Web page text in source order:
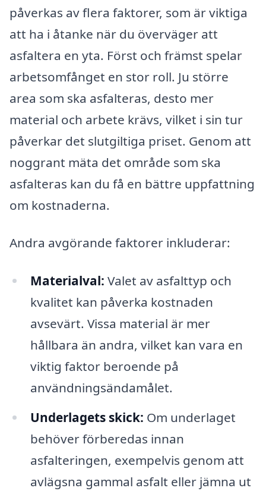
påverkas av flera faktorer, som är viktiga
att ha i åtanke när du överväger att
asfaltera en yta. Först och främst spelar
arbetsomfånget en stor roll. Ju större
area som ska asfalteras, desto mer
material och arbete krävs, vilket i sin tur
påverkar det slutgiltiga priset. Genom att
noggrant mäta det område som ska
asfalteras kan du få en bättre uppfattning
om kostnaderna.
Andra avgörande faktorer inkluderar:
Materialval: Valet av asfalttyp och
kvalitet kan påverka kostnaden
avsevärt. Vissa material är mer
hållbara än andra, vilket kan vara en
viktig faktor beroende på
användningsändamålet.
Underlagets skick: Om underlaget
behöver förberedas innan
asfalteringen, exempelvis genom att
avlägsna gammal asfalt eller jämna ut